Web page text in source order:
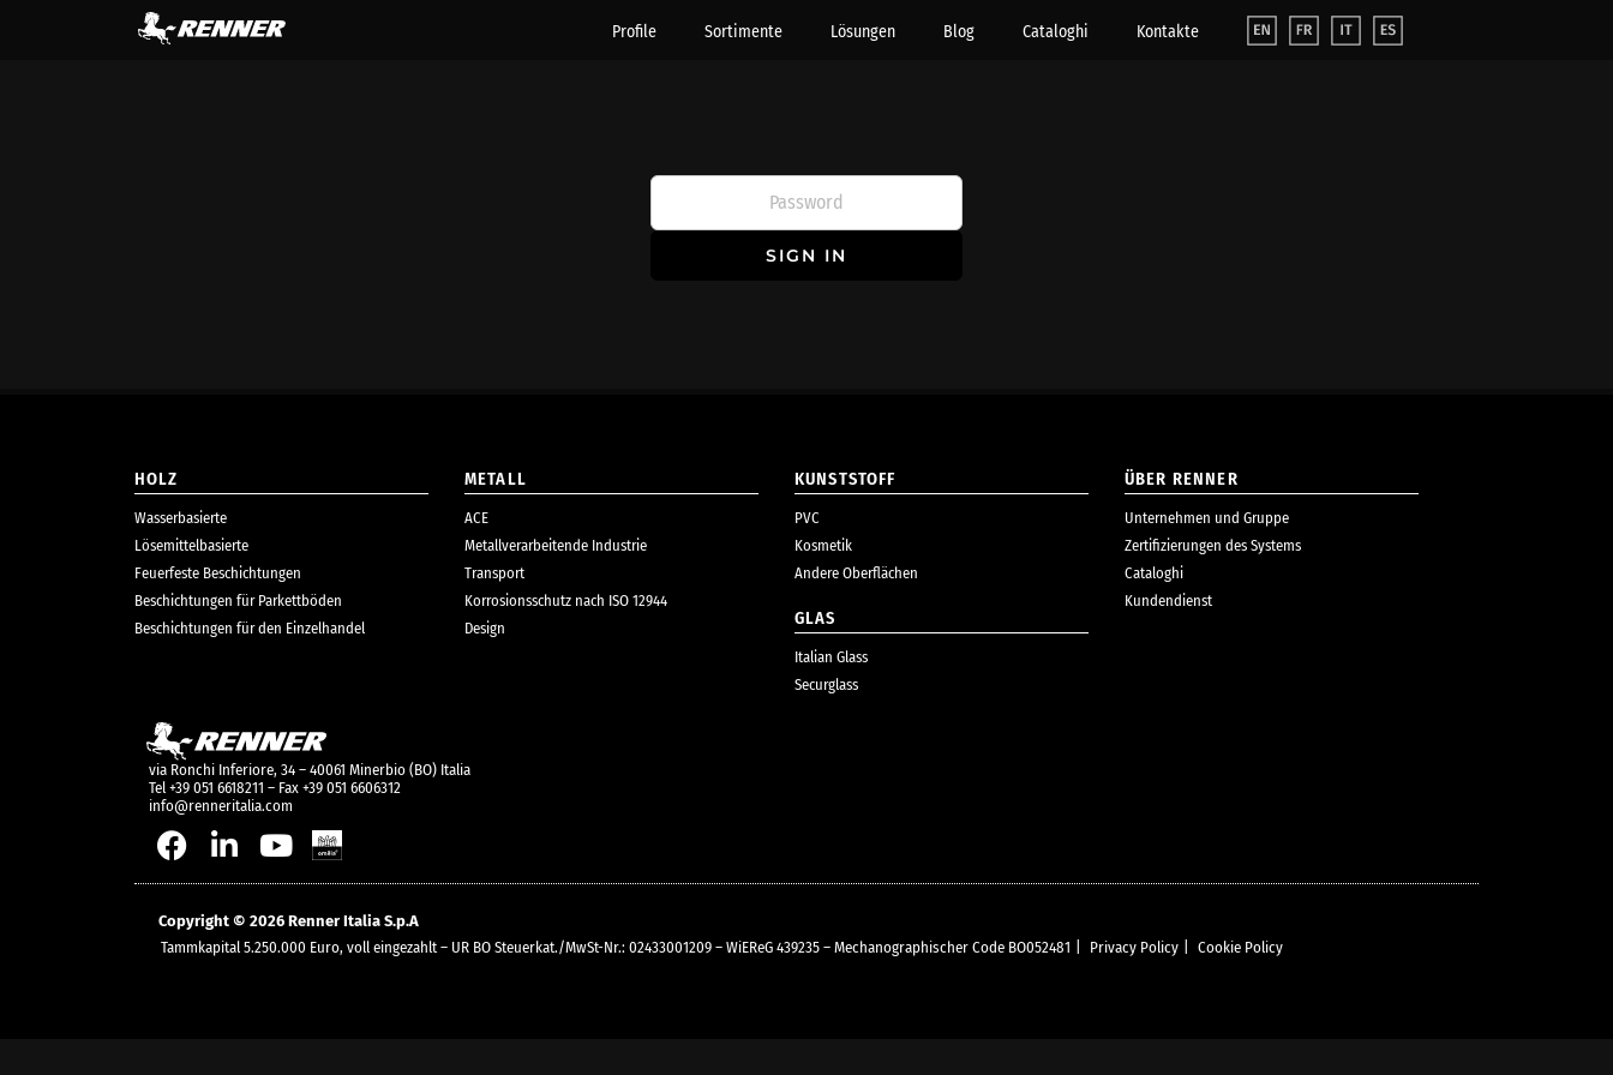
Profile Sortimente Lösungen Blog Cataloghi Kontakte
SIGN IN
HOLZ
Wasserbasierte
Lösemittelbasierte
Feuerfeste Beschichtungen
Beschichtungen für Parkettböden
Beschichtungen für den Einzelhandel
METALL
ACE
Metallverarbeitende Industrie
Transport
Korrosionsschutz nach ISO 12944
Design
KUNSTSTOFF
PVC
Kosmetik
Andere Oberflächen
GLAS
Italian Glass
Securglass
ÜBER RENNER
Unternehmen und Gruppe
Zertifizierungen des Systems
Cataloghi
Kundendienst
via Ronchi Inferiore, 34 – 40061 Minerbio (BO) Italia
Tel +39 051 6618211 – Fax +39 051 6606312
info@renneritalia.com
Copyright © 2026 Renner Italia S.p.A
Tammkapital 5.250.000 Euro, voll eingezahlt – UR BO Steuerkat./MwSt-Nr.: 02433001209 – WiEReG 439235 – Mechanographischer Code BO052481
Privacy Policy Cookie Policy